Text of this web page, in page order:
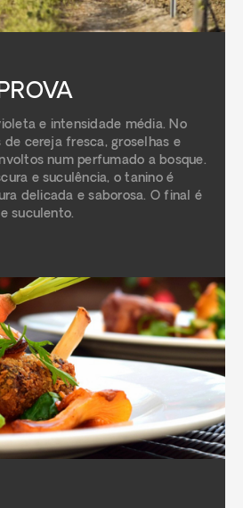
e intensidade média. No
de cereja fresca, groselhas e
num perfumado a bosque.
e suculência, o tanino é
delicada e saborosa. O final é
suculento.